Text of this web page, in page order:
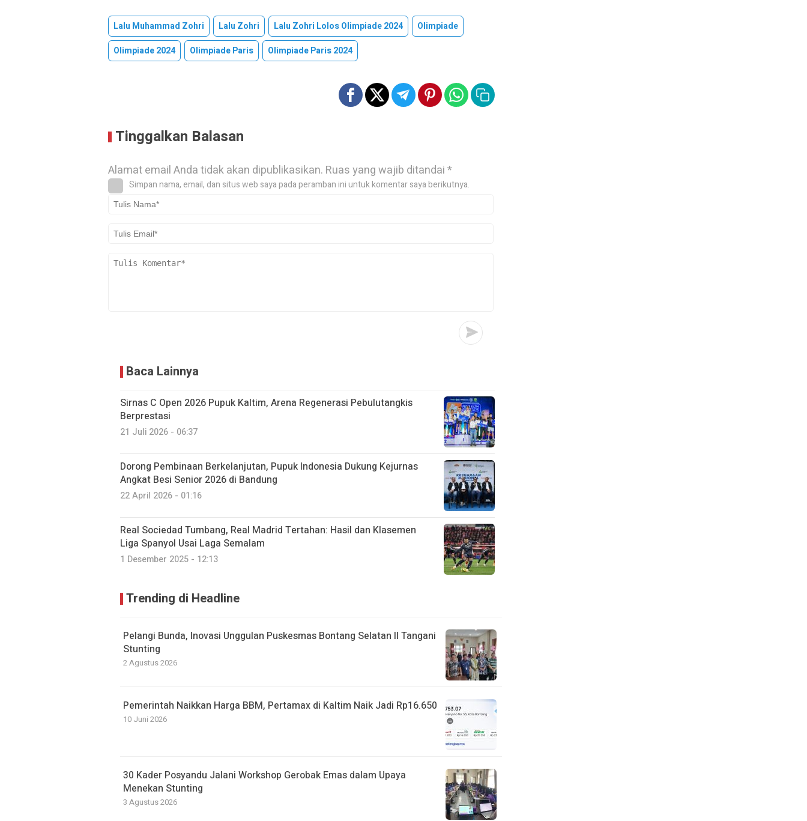
Lalu Muhammad Zohri Lalu Zohri Lalu Zohri Lolos Olimpiade 2024
Olimpiade
Olimpiade 2024
Olimpiade Paris Olimpiade Paris 2024
Tinggalkan Balasan
Alamat email Anda tidak akan dipublikasikan. Ruas yang wajib ditandai*
Simpan nama, email, dan situs web saya pada peramban ini untuk komentar saya berikutnya.
Baca Lainnya
Sirnas C Open 2026 Pupuk Kaltim, Arena Regenerasi Pebulutangkis
Berprestasi
21 Juli 2026 - 06:37
Dorong Pembinaan Berkelanjutan, Pupuk Indonesia Dukung Kejurnas
Angkat Besi Senior 2026 di Bandung
22 April 2026 - 01:16
Real Sociedad Tumbang, Real Madrid Tertahan: Hasil dan Klasemen
Liga Spanyol Usai Laga Semalam
1 Desember 2025 - 12:13
Trending di Headline
Pelangi Bunda, Inovasi Unggulan Puskesmas Bontang Selatan II Tangani
Stunting
2 Agustus 2026
Pemerintah Naikkan Harga BBM, Pertamax di Kaltim Naik Jadi Rp16.650
10 Juni 2026
30 Kader Posyandu Jalani Workshop Gerobak Emas dalam Upaya
Menekan Stunting
3 Agustus 2026